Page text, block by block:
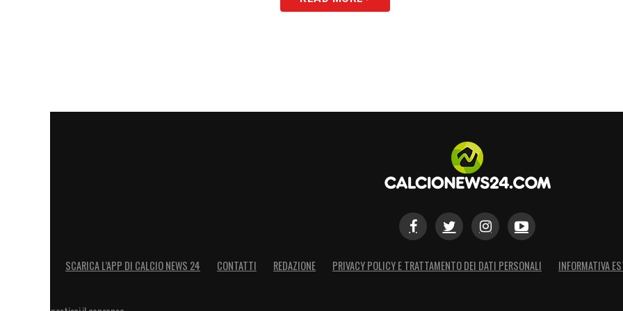
SCARICA L’APP DI CALCIO NEWS 24 CONTATTI REDAZIONE PRIVACY POLICY E TRATTAMENTO DEI DATI PERSONALI INFORMATIVA